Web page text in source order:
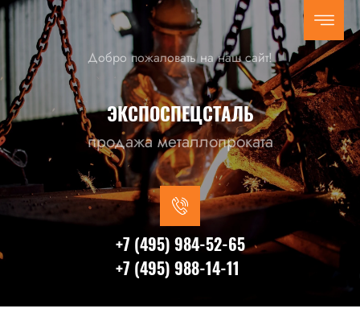
Добро пожаловать на наш сайт!
ЭКСПОСПЕЦСТАЛЬ
продажа металлопроката
+7 (495) 984-52-65
+7 (495) 988-14-11